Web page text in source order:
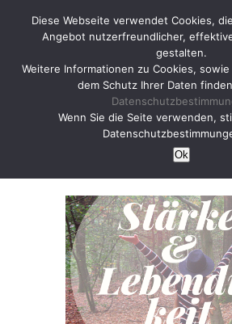
Yoga Stärke &
Lebendigkeit
Diese Webseite verwendet Cookies,
Angebot nutzerfreundlicher,
gestalten.
Weitere Informationen zu Cookies,
dem Schutz Ihrer Daten
Wenn Sie die Seite verwenden,
Ok